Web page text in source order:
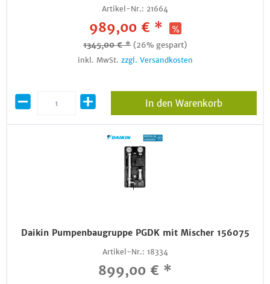
Artikel-Nr.: 21664
989,00 € *
1345,00 € * (26% gespart)
inkl. MwSt. zzgl. Versandkosten
In den Warenkorb
Daikin Pumpenbaugruppe PGDK mit Mischer 156075
Artikel-Nr.: 18334
899,00 € *